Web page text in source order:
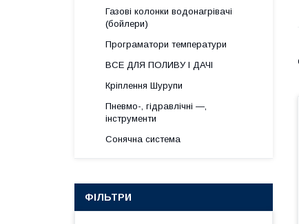
Газові колонки водонагрівачі
(бойлери)
Програматори температури
ВСЕ ДЛЯ ПОЛИВУ І ДАЧІ
Кріплення Шурупи
Пневмо-, гідравлічні —,
інструменти
Сонячна система
ФІЛЬТРИ